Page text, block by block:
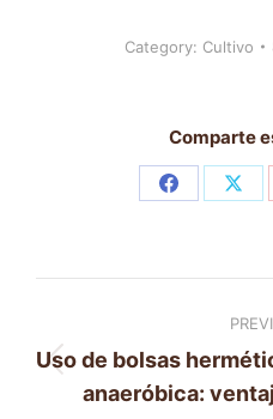
Category: Cultivo
Comparte
Share
navigation
Uso de bolsas
anaeróbica: